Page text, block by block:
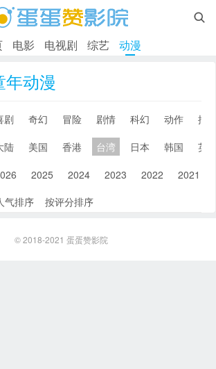

电影 电视剧 综艺 动漫
年动漫
剧 奇幻 冒险 剧情 科幻 动作
搞
陆 美国 香港 台湾 日本 韩国
英
2025 2024 2023 2022 2021
气排序 按评分排序
© 2018-2021 蛋蛋赞影院